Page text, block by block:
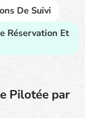
De Suivi
Réservation Et
Pilotée par